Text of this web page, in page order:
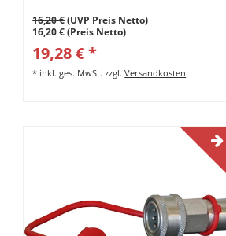
16,20 €(UVP Preis Netto)
16,20 € (Preis Netto)
19,28 € *
* inkl. ges. MwSt. zzgl.Versandkosten